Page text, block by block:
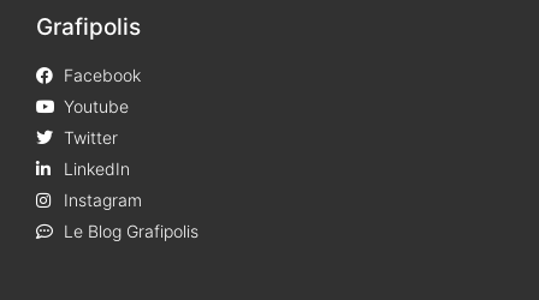
Grafipolis
Facebook
Youtube
Twitter
LinkedIn
Instagram
Le Blog Grafipolis